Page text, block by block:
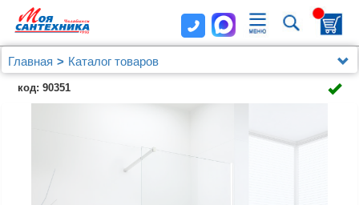
Главная
Каталог товаров
Душевые уголки, ограждения, поддоны
Душевые перегородки
код: 90351